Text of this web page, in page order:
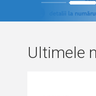
1 2
Ultimele